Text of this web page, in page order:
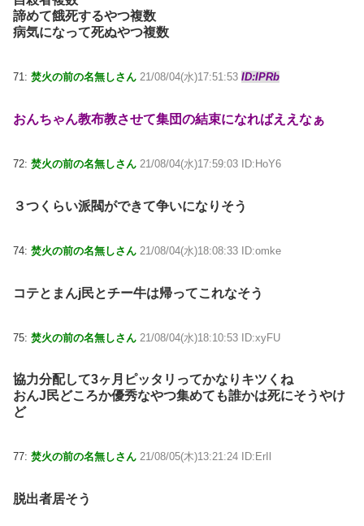
諦めて餓死するやつ複数
病気になって死ぬやつ複数
71: 焚火の前の名無しさん 21/08/04(水)17:51:53 ID:IPRb
おんちゃん教布教させて集団の結束になればええなぁ
72: 焚火の前の名無しさん 21/08/04(水)17:59:03 ID:HoY6
３つくらい派閥ができて争いになりそう
74: 焚火の前の名無しさん 21/08/04(水)18:08:33 ID:omke
コテとまんj民とチー牛は帰ってこれなそう
75: 焚火の前の名無しさん 21/08/04(水)18:10:53 ID:xyFU
協力分配して3ヶ月ピッタリってかなりキツくね
おんJ民どころか優秀なやつ集めても誰かは死にそうやけ
ど
77: 焚火の前の名無しさん 21/08/05(木)13:21:24 ID:ErIl
脱出者居そう